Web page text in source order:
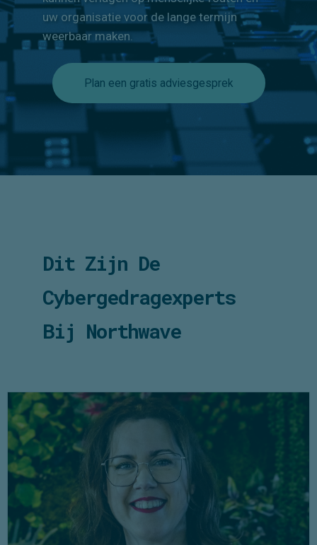
voor een gratis adviesgesprek met onze
gedragsexperts en zie hoe we jouw
organisatie kunnen helpen om het risico
kunnen verlagen op menselijke fouten en
uw organisatie voor de lange termijn
weerbaar maken.
Dit Zijn De
Bij Northwave